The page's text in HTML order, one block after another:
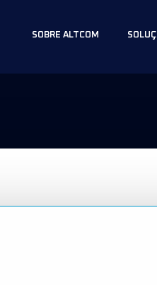
SOBRE ALTCOM